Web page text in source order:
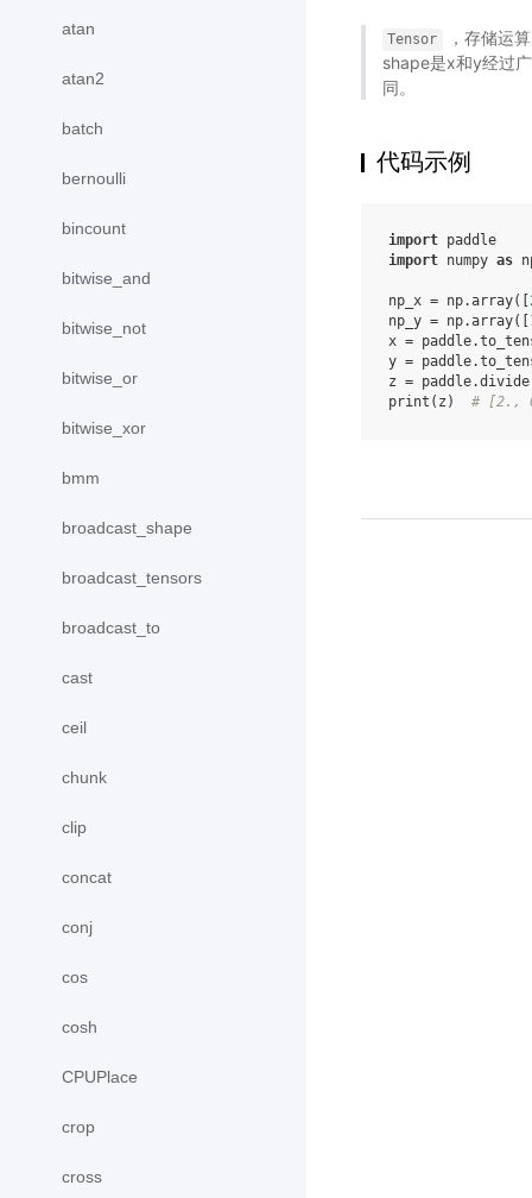
atan
atan2
batch
bernoulli
bincount
bitwise_and
bitwise_not
bitwise_or
bitwise_xor
bmm
broadcast_shape
broadcast_tensors
broadcast_to
cast
ceil
chunk
clip
concat
conj
cos
cosh
CPUPlace
crop
cross
Tensor
，存储运
shape是x和y经过
同。
代码示例
import paddle
import numpy as
np_x = np.array([
np_y = np.array([
x = paddle.
y = paddle.
z = paddle.divide
print ( z ) # [2.,